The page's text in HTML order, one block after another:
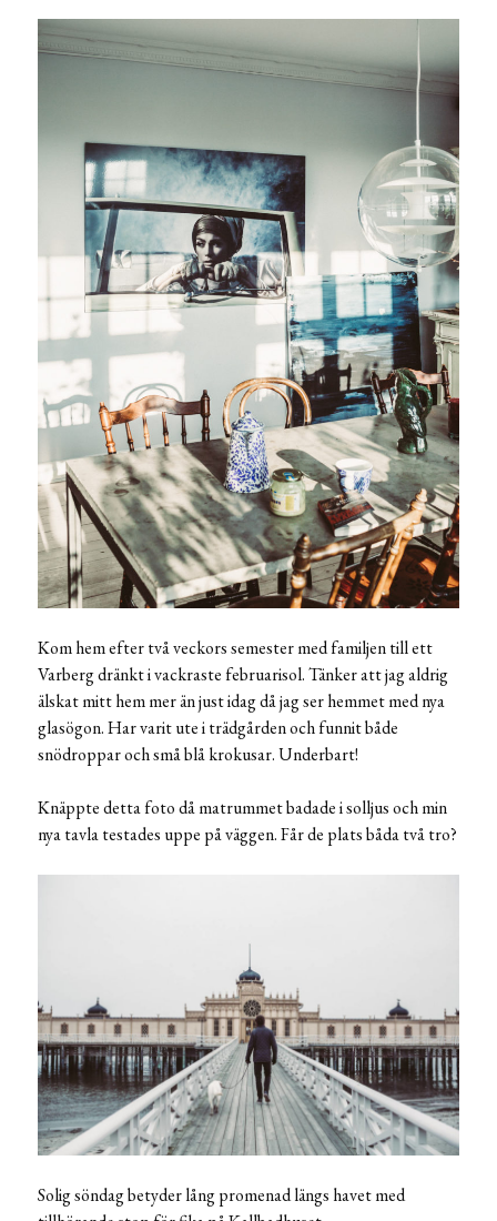
Kom hem efter två veckors semester med familjen till ett
Varberg dränkt i vackraste februarisol. Tänker att jag aldrig
älskat mitt hem mer än just idag då jag ser hemmet med nya
glasögon. Har varit ute i trädgården och funnit både
snödroppar och små blå krokusar. Underbart!
Knäppte detta foto då matrummet badade i solljus och min
nya tavla testades uppe på väggen. Får de plats båda två tro?
Solig söndag betyder lång promenad längs havet med